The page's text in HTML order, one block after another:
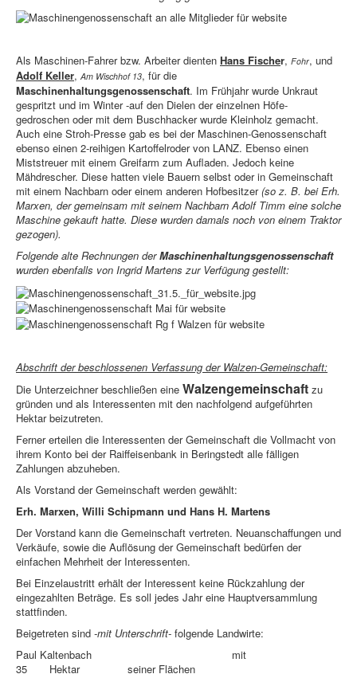
Als Maschinen-Fahrer bzw. Arbeiter dienten Hans Fischer, Fohr, und
Adolf Keller,Am Wischhof 13, für die
Maschinenhaltungsgenossenschaft. Im Frühjahr wurde Unkraut
gespritzt und im Winter -auf den Dielen der einzelnen Höfe-
gedroschen oder mit dem Buschhacker wurde Kleinholz gemacht.
Auch eine Stroh-Presse gab es bei der Maschinen-Genossenschaft
ebenso einen 2-reihigen Kartoffelroder von LANZ. Ebenso einen
Miststreuer mit einem Greifarm zum Aufladen. Jedoch keine
Mähdrescher. Diese hatten viele Bauern selbst oder in Gemeinschaft
mit einem Nachbarn oder einem anderen Hofbesitzer(so z. B. bei Erh.
Marxen, der gemeinsam mit seinem Nachbarn Adolf Timm eine solche
Maschine gekauft hatte. Diese wurden damals noch von einem Traktor
gezogen).
Folgende alte Rechnungen derMaschinenhaltungsgenossenschaft
wurden ebenfalls von Ingrid Martens zur Verfügung gestellt:
Abschrift der beschlossenen Verfassung der Walzen-Gemeinschaft:
Die Unterzeichner beschließen eine Walzengemeinschaft zu
gründen und als Interessenten mit den nachfolgend aufgeführten
Hektar beizutreten.
Ferner erteilen die Interessenten der Gemeinschaft die Vollmacht von
ihrem Konto bei der Raiffeisenbank in Beringstedt alle fälligen
Zahlungen abzuheben.
Als Vorstand der Gemeinschaft werden gewählt:
Erh. Marxen, Willi Schipmann und Hans H. Martens
Der Vorstand kann die Gemeinschaft vertreten. Neuanschaffungen und
Verkäufe, sowie die Auflösung der Gemeinschaft bedürfen der
einfachen Mehrheit der Interessenten.
Bei Einzelaustritt erhält der Interessent keine Rückzahlung der
eingezahlten Beträge. Es soll jedes Jahr eine Hauptversammlung
stattfinden.
Beigetreten sind -mit Unterschrift- folgende Landwirte:
Paul Kaltenbach mit
35 Hektar seiner Flächen